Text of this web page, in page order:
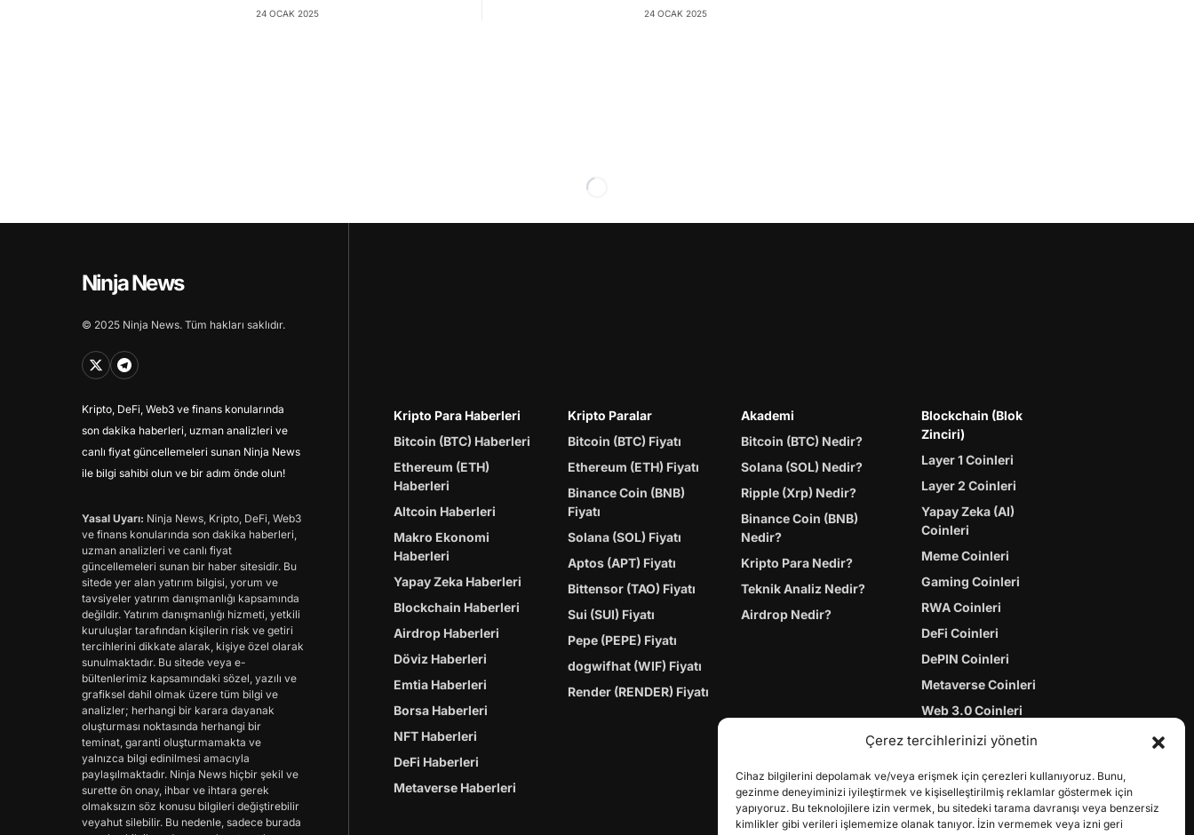
Çerez tercihlerinizi yönetin
Cihaz bilgilerini depolamak ve/veya erişmek için çerezleri kullanıyoruz. Bunu,
gezinme deneyiminizi iyileştirmek ve kişiselleştirilmiş reklamlar göstermek için
yapıyoruz. Bu teknolojilere izin vermek, bu sitedeki tarama davranışı veya benzersiz
kimlikler gibi verileri işlememize olanak tanıyor. İzin vermemek veya izni geri
24 OCAK 2025 24 OCAK 2025
Ninja News
© 2025 Ninja News. Tüm hakları saklıdır.
Kripto, DeFi, Web3 ve finans konularında
son dakika haberleri, uzman analizleri ve
canlı fiyat güncellemeleri sunan Ninja News
ile bilgi sahibi olun ve bir adım önde olun!
Yasal Uyarı: Ninja News, Kripto, DeFi, Web3
ve finans konularında son dakika haberleri,
uzman analizleri ve canlı fiyat
güncellemeleri sunan bir haber sitesidir. Bu
sitede yer alan yatırım bilgisi, yorum ve
tavsiyeler yatırım danışmanlığı kapsamında
değildir. Yatırım danışmanlığı hizmeti, yetkili
kuruluşlar tarafından kişilerin risk ve getiri
tercihlerini dikkate alarak, kişiye özel olarak
sunulmaktadır. Bu sitede veya e-
bültenlerimiz kapsamındaki sözel, yazılı ve
grafiksel dahil olmak üzere tüm bilgi ve
analizler; herhangi bir karara dayanak
oluşturması noktasında herhangi bir
teminat, garanti oluşturmamakta ve
yalnızca bilgi edinilmesi amacıyla
paylaşılmaktadır. Ninja News hiçbir şekil ve
surette ön onay, ihbar ve ihtara gerek
olmaksızın söz konusu bilgileri değiştirebilir
veyahut silebilir. Bu nedenle, sadece burada
Kripto Para Haberleri
Bitcoin (BTC) Haberleri
Ethereum (ETH)
Haberleri
Altcoin Haberleri
Makro Ekonomi
Haberleri
Yapay Zeka Haberleri
Blockchain Haberleri
Airdrop Haberleri
Döviz Haberleri
Emtia Haberleri
Borsa Haberleri
NFT Haberleri
DeFi Haberleri
Metaverse Haberleri
Kripto Paralar
Bitcoin (BTC) Fiyatı
Ethereum (ETH) Fiyatı
Binance Coin (BNB)
Fiyatı
Solana (SOL) Fiyatı
Aptos (APT) Fiyatı
Bittensor (TAO) Fiyatı
Sui (SUI) Fiyatı
Pepe (PEPE) Fiyatı
dogwifhat (WIF) Fiyatı
Render (RENDER) Fiyatı
Akademi
Bitcoin (BTC) Nedir?
Solana (SOL) Nedir?
Ripple (Xrp) Nedir?
Binance Coin (BNB)
Nedir?
Kripto Para Nedir?
Teknik Analiz Nedir?
Airdrop Nedir?
Blockchain (Blok
Zinciri)
Layer 1 Coinleri
Layer 2 Coinleri
Yapay Zeka (AI)
Coinleri
Meme Coinleri
Gaming Coinleri
RWA Coinleri
DeFi Coinleri
DePIN Coinleri
Metaverse Coinleri
Web 3.0 Coinleri
Coin Türevleri